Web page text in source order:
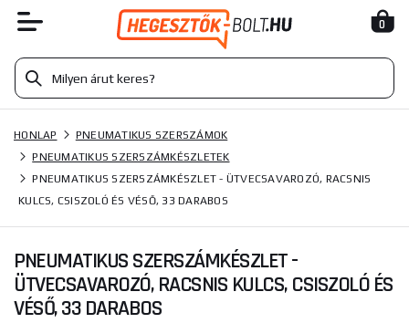
0
HONLAP
PNEUMATIKUS SZERSZÁMOK
PNEUMATIKUS SZERSZÁMKÉSZLETEK
PNEUMATIKUS SZERSZÁMKÉSZLET - ÜTVECSAVAROZÓ, RACSNIS
KULCS, CSISZOLÓ ÉS VÉSŐ, 33 DARABOS
PNEUMATIKUS SZERSZÁMKÉSZLET -
ÜTVECSAVAROZÓ, RACSNIS KULCS, CSISZOLÓ ÉS
VÉSŐ, 33 DARABOS